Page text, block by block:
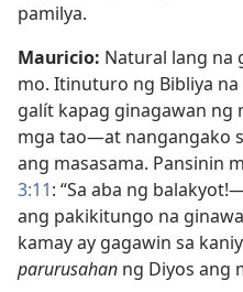
pamilya.
Mauricio: Natural lang na
mo. Itinuturo ng Bibliya
galít kapag ginagawan ng
mga tao​—at nangangako
ang masasama. Pansinin
3:11: “Sa aba ng
ang pakikitungo na
kamay ay gagawin sa
parurusahan ng Diyos ang